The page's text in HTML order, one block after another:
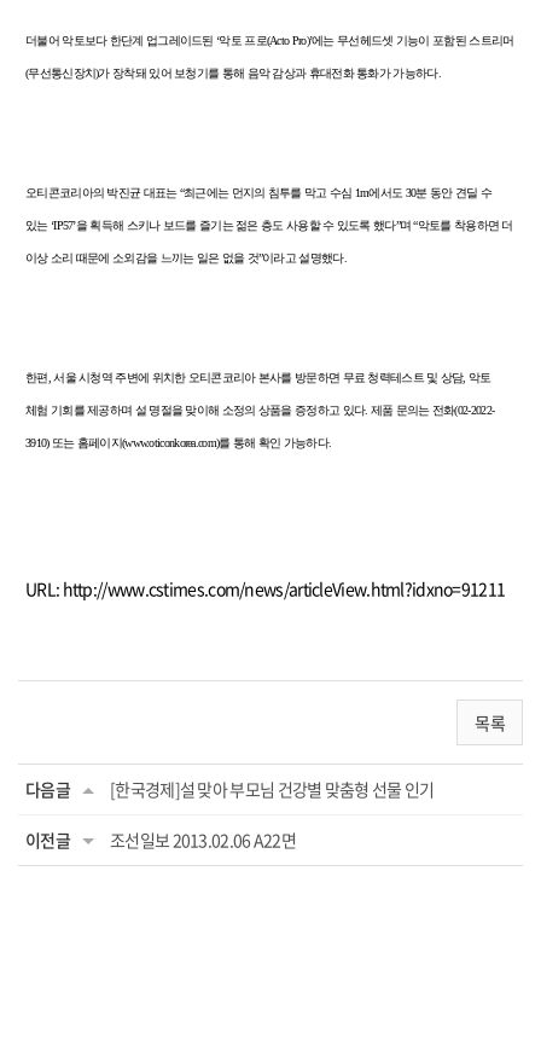
더불어 악토보다 한단계 업그레이드된 ‘악토 프로(Acto Pro)’에는 무선헤드셋 기능이 포함된 스트리머
(무선통신장치)가 장착돼 있어 보청기를 통해 음악 감상과 휴대전화 통화가 가능하다.
오티콘코리아의 박진균 대표는“최근에는 먼지의 침투를 막고 수심 1m에서도 30분 동안 견딜 수
있는 ‘IP57’을 획득해 스키나 보드를 즐기는 젊은 층도 사용할 수 있도록 했다”며“악토를 착용하면 더
이상 소리 때문에 소외감을 느끼는 일은 없을 것”이라고 설명했다.
한편,서울 시청역 주변에 위치한 오티콘코리아 본사를 방문하면 무료 청력테스트 및 상담, 악토
체험 기회를 제공하며 설 명절을 맞이해 소정의 상품을 증정하고 있다. 제품 문의는 전화(02-2022-
3910) 또는 홈페이지(www.oticonkorea.com)를 통해 확인 가능하다.
URL: http://www.cstimes.com/news/articleView.html?idxno=91211
목록
다음글 [한국경제]설 맞아 부모님 건강별 맞춤형 선물 인기
이전글 조선일보 2013.02.06 A22면